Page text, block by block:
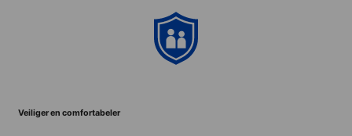
Veiliger en comfortabeler